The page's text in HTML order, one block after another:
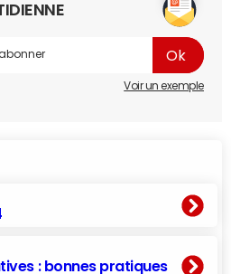
Voir un exemple
: bonnes pratiques